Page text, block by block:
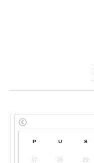
P U S
27 28 29